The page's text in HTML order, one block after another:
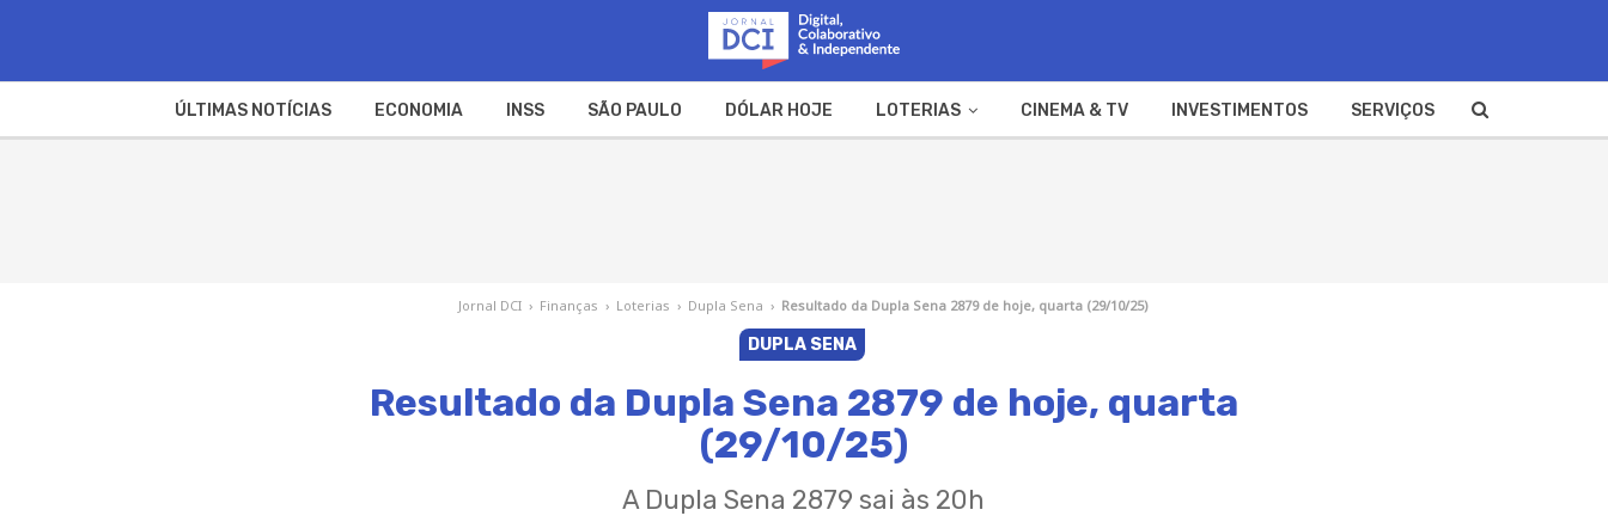
ÚLTIMAS NOTÍCIAS ECONOMIA INSS SÃO PAULO DÓLAR HOJE LOTERIAS CINEMA & TV INVESTIMENTOS SERVIÇOS
Jornal DCI › Finanças › Loterias › Dupla Sena › Resultado da Dupla Sena 2879 de hoje, quarta (29/10/25)
DUPLA SENA
Resultado da Dupla Sena 2879 de hoje, quarta
(29/10/25)
A Dupla Sena 2879 sai às 20h